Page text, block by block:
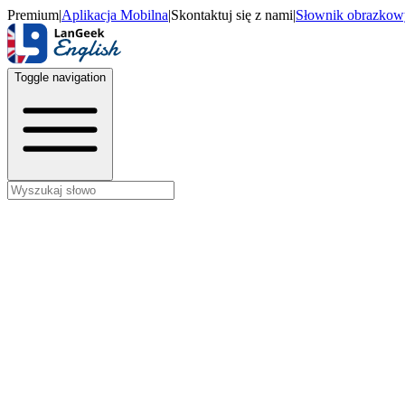
Premium|Aplikacja Mobilna|Skontaktuj się z nami|Słownik
Toggle navigation